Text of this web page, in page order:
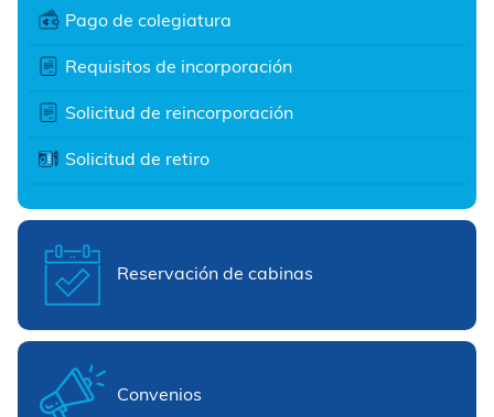
Pago de colegiatura
Requisitos de incorporación
Solicitud de reincorporación
Solicitud de retiro
Reservación de cabinas
Convenios